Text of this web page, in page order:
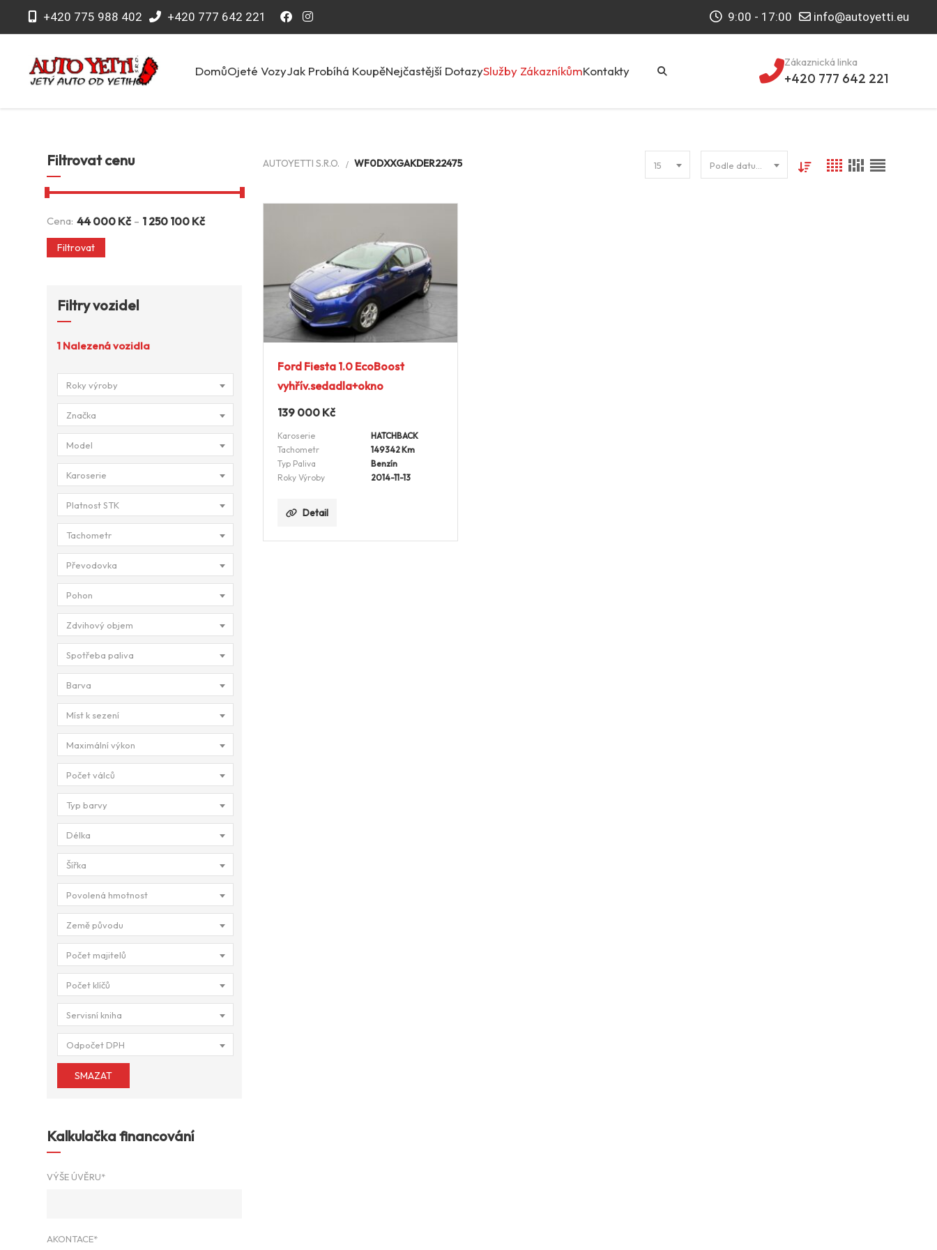
+420 775 988 402 +420 777 642 221 9:00 - 17:00 info@autoyetti.eu
DomůOjeté VozyJak Probíhá KoupěNejčastější DotazySlužby ZákazníkůmKontakty
Zákaznická linka
+420 777 642 221
Filtrovat cenu
Cena: 44 000 Kč - 1 250 100 Kč
Filtrovat
Filtry vozidel
1 Nalezená vozidla
Roky výroby
Značka
Model
Karoserie
Platnost STK
Tachometr
Převodovka
Pohon
Zdvihový objem
Spotřeba paliva
Barva
Míst k sezení
Maximální výkon
Počet válců
Typ barvy
Délka
Šířka
Povolená hmotnost
Země původu
Počet majitelů
Počet klíčů
Servisní kniha
Odpočet DPH
SMAZAT
Kalkulačka financování
VÝŠE ÚVĚRU*
AKONTACE*
AUTOYETTI S.R.O. WF0DXXGAKDER22475 15
Ford Fiesta 1.0 EcoBoost
vyhřív.sedadla+okno
139 000 Kč
Karoserie
HATCHBACK
Tachometr
149342 Km
Typ Paliva
Benzín
Roky Výroby
2014-11-13
Detail